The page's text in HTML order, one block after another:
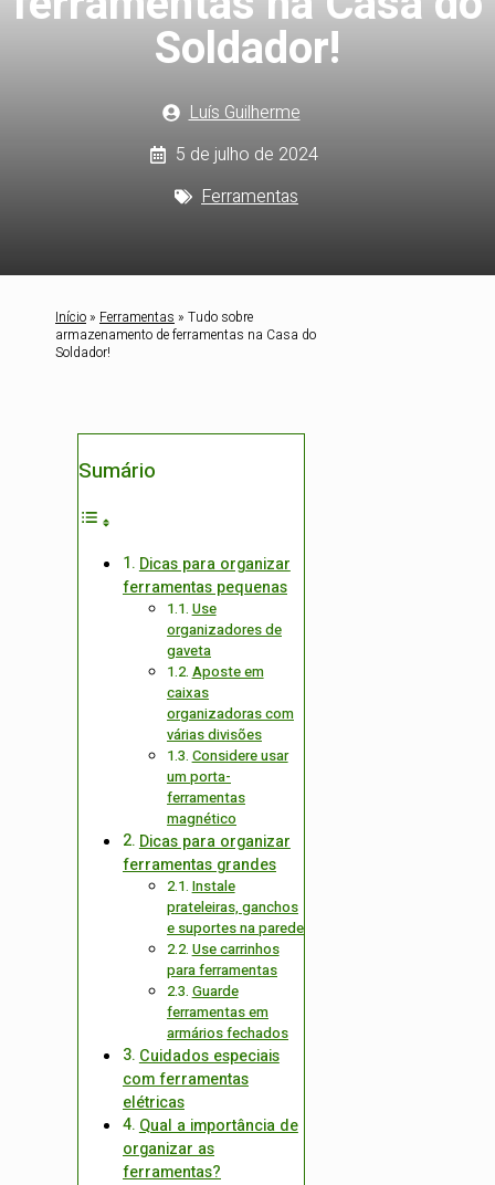
Soldador!
Luís Guilherme
5 de julho de 2024
Ferramentas
Início» Ferramentas » Tudo sobre
armazenamento de ferramentas na Casa do
Soldador!
Sumário
Dicas para organizar
ferramentas pequenas
Use
organizadores de
gaveta
Aposte em
caixas
organizadoras com
várias divisões
Considere usar
um porta-
ferramentas
magnético
Dicas para organizar
ferramentas grandes
Instale
prateleiras, ganchos
e suportes na parede
Use carrinhos
para ferramentas
Guarde
ferramentas em
armários fechados
Cuidados especiais
com ferramentas
elétricas
Qual a importância de
organizar as
ferramentas?